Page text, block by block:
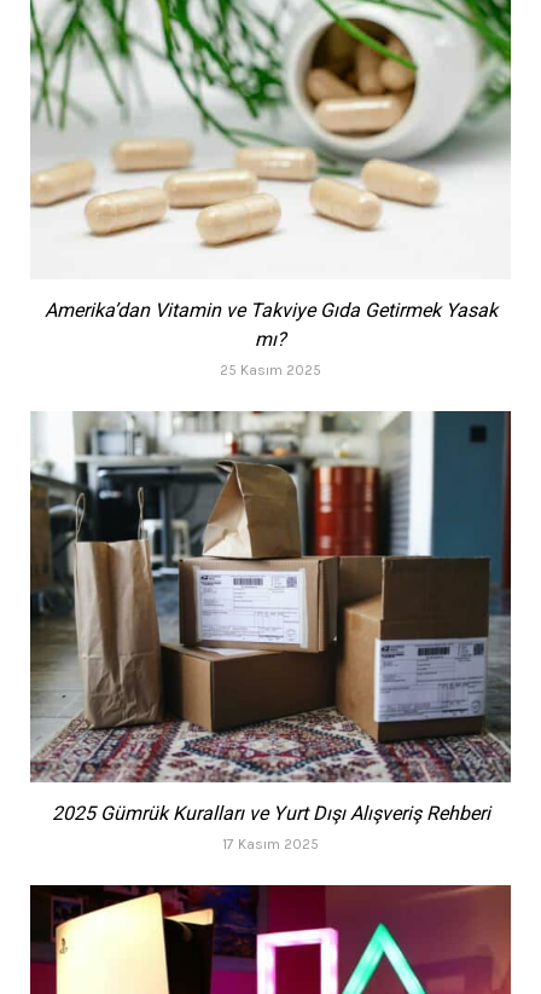
Amerika’dan Vitamin ve Takviye Gıda Getirmek Yasak
mı?
25 Kasım 2025
2025 Gümrük Kuralları ve Yurt Dışı Alışveriş Rehberi
17 Kasım 2025